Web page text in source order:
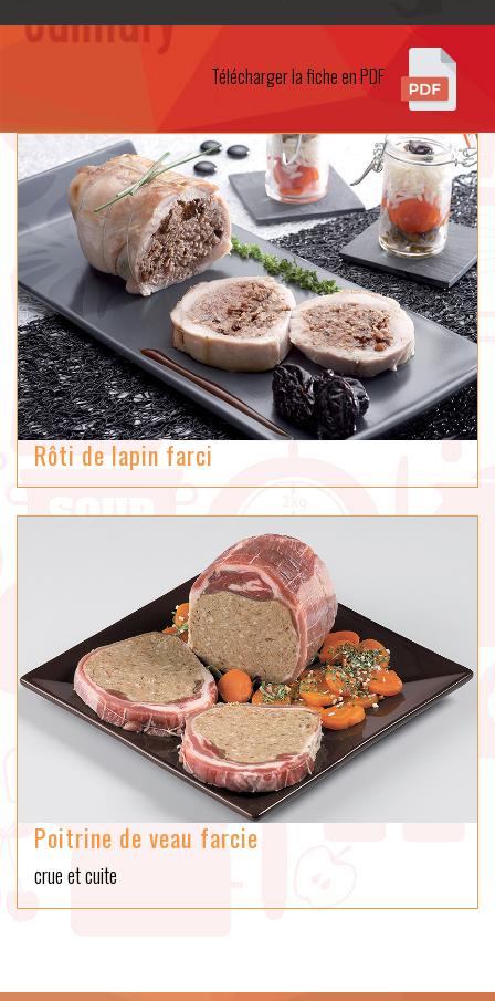
Télécharger la fiche en PDF
Rôti de lapin farci
Poitrine de veau farcie
crue et cuite